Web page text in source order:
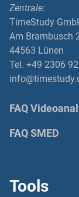
Zentrale:
TimeStudy
Am Brambusch
44563 Lünen
Tel. +49 2306
FAQ
FAQ SMED
Tools